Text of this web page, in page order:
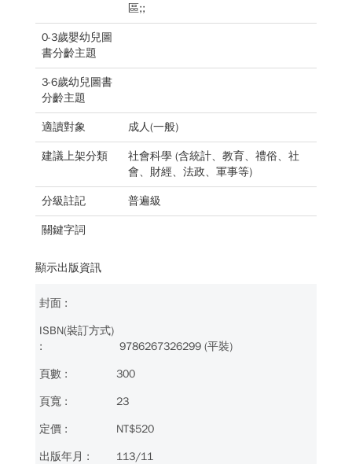
區;;
0-3歲嬰幼兒圖
書分齡主題
3-6歲幼兒圖書
分齡主題
適讀對象 成人(一般)
建議上架分類
社會科學 (含統計、教育、禮俗、社
會、財經、法政、軍事等)
分級註記 普遍級
關鍵字詞
顯示出版資訊
9786267326299 (平裝)
300
23
NT$520
113/11